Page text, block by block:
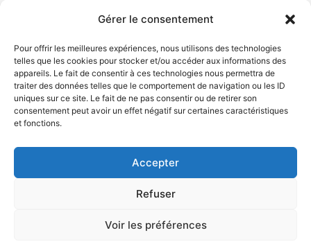
Gérer le consentement
Pour offrir les meilleures expériences, nous utilisons des technologies
telles que les cookies pour stocker et/ou accéder aux informations des
appareils. Le fait de consentir à ces technologies nous permettra de
traiter des données telles que le comportement de navigation ou les ID
uniques sur ce site. Le fait de ne pas consentir ou de retirer son
consentement peut avoir un effet négatif sur certaines caractéristiques
et fonctions.
Accepter
Refuser
Voir les préférences
© Gouvernement du Québec, 2026
Nous joindre
Plan du site
Accès à l'information
Politique de confidentialité